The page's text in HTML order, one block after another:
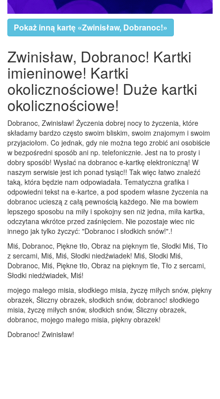
Pokaż inną kartę «Zwinisław, Dobranoc!»
Zwinisław, Dobranoc! Kartki
imieninowe! Kartki
okolicznościowe! Duże kartki
okolicznościowe!
Dobranoc, Zwinisław! Życzenia dobrej nocy to życzenia, które
składamy bardzo często swoim bliskim, swoim znajomym i swoim
przyjaciołom. Co jednak, gdy nie można tego zrobić ani osobiście
w bezpośredni sposób ani np. telefonicznie. Jest na to prosty i
dobry sposób! Wysłać na dobranoc e-kartkę elektroniczną! W
naszym serwisie jest ich ponad tysiąc!! Tak więc łatwo znaleźć
taką, która będzie nam odpowiadała. Tematyczna grafika i
odpowiedni tekst na e-kartce, a pod spodem własne życzenia na
dobranoc ucieszą z całą pewnością każdego. Nie ma bowiem
lepszego sposobu na miły i spokojny sen niż jedna, miła kartka,
odczytana wkrótce przed zaśnięciem. Nie pozostaje wiec nic
innego jak tylko życzyć: "Dobranoc i słodkich snów!".!
Miś, Dobranoc, Piękne tło, Obraz na pięknym tle, Słodki Miś, Tło
z sercami, Miś, Miś, Słodki niedźwiadek! Miś, Słodki Miś,
Dobranoc, Miś, Piękne tło, Obraz na pięknym tle, Tło z sercami,
Słodki niedźwiadek, Miś!
mojego małego misia, słodkiego misia, życzę miłych snów, piękny
obrazek, Śliczny obrazek, słodkich snów, dobranoc! słodkiego
misia, życzę miłych snów, słodkich snów, Śliczny obrazek,
dobranoc, mojego małego misia, piękny obrazek!
Dobranoc! Zwinisław!